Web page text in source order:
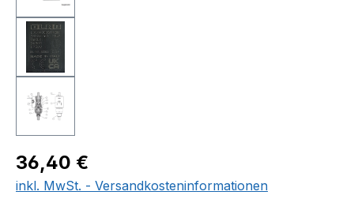
Regulärer Preis:
36,40 €
inkl. MwSt. - Versandkosteninformationen